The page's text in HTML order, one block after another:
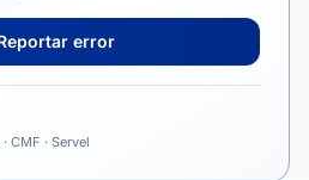
error
CMF · Servel